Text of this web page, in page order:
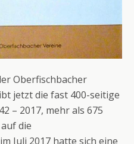
Oberfischbacher
jetzt die fast 400-seitige
– 2017, mehr als 675
die
Juli 2017 hatte sich eine